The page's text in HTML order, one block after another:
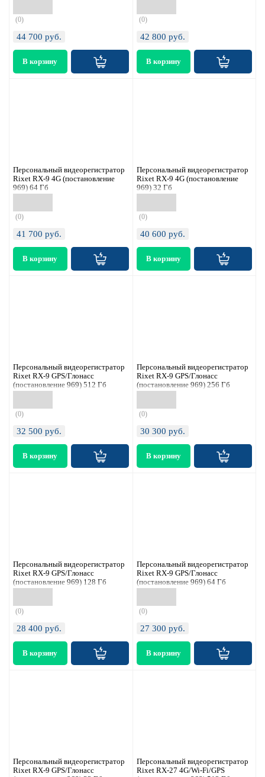
(0)
44 700 руб.
(0)
42 800 руб.
Персональный видеорегистратор
Rixet RX-9 4G (постановление
969) 64 Гб
(0)
41 700 руб.
Персональный видеорегистратор
Rixet RX-9 4G (постановление
969) 32 Гб
(0)
40 600 руб.
Персональный видеорегистратор
Rixet RX-9 GPS/Глонасс
(постановление 969) 512 Гб
(0)
32 500 руб.
Персональный видеорегистратор
Rixet RX-9 GPS/Глонасс
(постановление 969) 256 Гб
(0)
30 300 руб.
Персональный видеорегистратор
Rixet RX-9 GPS/Глонасс
(постановление 969) 128 Гб
(0)
28 400 руб.
Персональный видеорегистратор
Rixet RX-9 GPS/Глонасс
(постановление 969) 64 Гб
(0)
27 300 руб.
Персональный видеорегистратор
Rixet RX-9 GPS/Глонасс
Персональный видеорегистратор
Rixet RX-27 4G/Wi-Fi/GPS